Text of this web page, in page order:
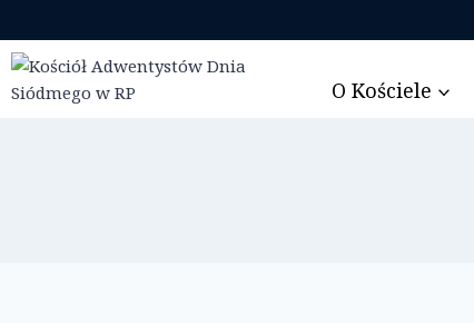
do
treści
O Kościele